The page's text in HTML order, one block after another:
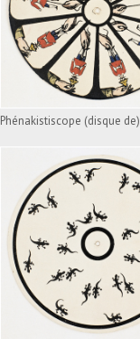
PHÉNAKISTISCOPE
(DISQUE DE)
Phénakistiscope (disque de)
PHÉNAKISTISCOPE
(DISQUE DE)